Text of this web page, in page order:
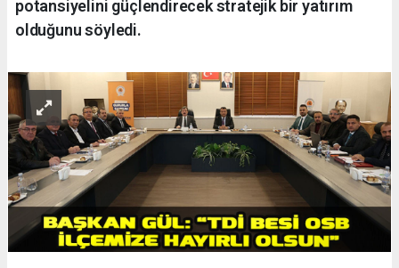
potansiyelini güçlendirecek stratejik bir yatırım
olduğunu söyledi.